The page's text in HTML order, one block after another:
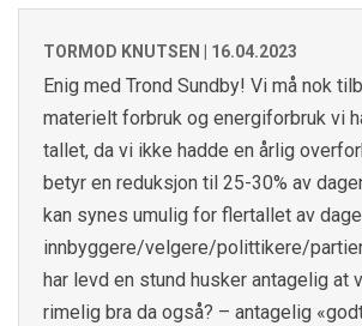
TORMOD KNUTSEN | 16.04.2023
Enig med Trond Sundby! Vi må nok
materielt forbruk og energiforbruk vi
tallet, da vi ikke hadde en årlig
betyr en reduksjon til 25-30% av
kan synes umulig for flertallet av
innbyggere/velgere/polittikere/
har levd en stund husker antagelig at
rimelig bra da også? – antagelig